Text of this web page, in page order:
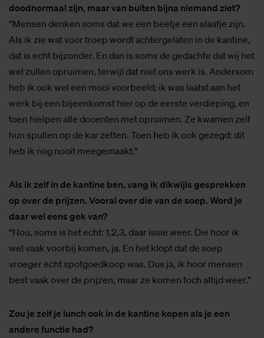
doodnormaal zijn, maar van buiten bijna niemand ziet?
“Mensen denken soms dat we een beetje een slaafje zijn.
Als ik zie wat voor troep wordt achtergelaten in de kantine,
dat is echt bijzonder. En dan is soms de gedachte dat wij het
wel zullen opruimen, terwijl dat niet ons werk is. Andersom
heb ik ook wel een mooi voorbeeld; ik was laatst aan het
werk bij een bijeenkomst hier op de eerste verdieping, en
toen hielpen alle docenten met opruimen. Ze kwamen zelf
hun spullen op de kar zetten. Toen heb ik ook gezegd: dit
heb ik nog nooit meegemaakt.”
Als ik zelf in de kantine ben, vang ik dikwijls gesprekken
op over de prijzen. Vooral over die van de soep. Word je
daar wel eens gek van?
“Nou, soms is het echt: 1,2,3, daar issie weer. Die hoor ik
wel vaak voorbij komen, ja. En het klopt dat de soep
vroeger echt spotgoedkoop was. Dus ja, ik hoor mensen
best vaak over de prijzen, maar ze komen toch altijd weer.”
Zou je zelf je lunch ook in de kantine kopen als je een
andere functie had?